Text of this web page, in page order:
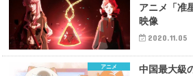
アニメ「准
映像
2020.11.05
アニメ
中国最大級